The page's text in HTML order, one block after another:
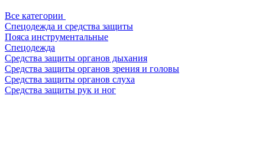
Все категории
Спецодежда и средства защиты
Пояса инструментальные
Спецодежда
Средства защиты органов дыхания
Средства защиты органов зрения и головы
Средства защиты органов слуха
Средства защиты рук и ног